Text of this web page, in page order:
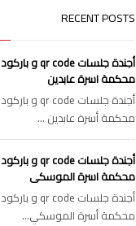
RECENT POSTS
أجندة جلسات qr code و باركود
محكمة اسرة عابدين
أجندة جلسات qr code و باركود
محكمة أسرة عابدين ...
أجندة جلسات qr code و باركود
محكمة اسرة الموسكى
أجندة جلسات qr code و باركود
محكمة أسرة الموسكي...